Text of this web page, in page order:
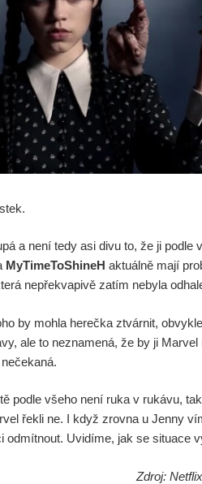
a není tedy asi divu to, že ji podle
MyTimeToShineH aktuálně mají
nepřekvapivě zatím nebyla
by mohla herečka ztvárnit,
ale to neznamená, že by ji
podle všeho není ruka v rukávu,
řekli ne. I když zrovna u Jenny
odmítnout. Uvidíme, jak se situace
Zdroj: